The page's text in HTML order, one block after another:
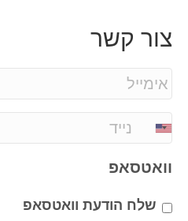
צור קשר
וואטסאפ
שלח הודעת וואטסאפ